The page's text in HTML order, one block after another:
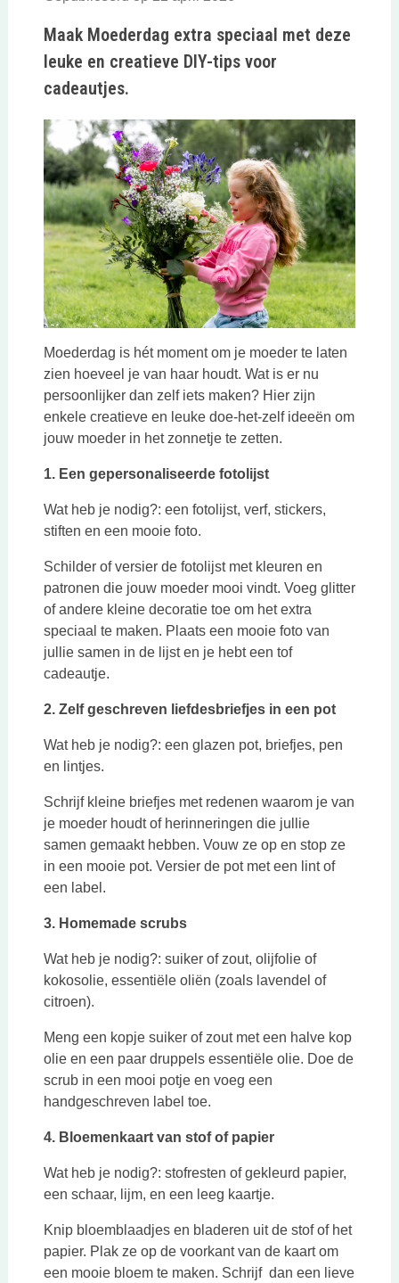
Maak Moederdag extra speciaal met deze
leuke en creatieve DIY-tips voor
cadeautjes.
Moederdag is hét moment om je moeder te laten
zien hoeveel je van haar houdt. Wat is er nu
persoonlijker dan zelf iets maken? Hier zijn
enkele creatieve en leuke doe-het-zelf ideeën om
jouw moeder in het zonnetje te zetten.
1. Een gepersonaliseerde fotolijst
Wat heb je nodig?: een fotolijst, verf, stickers,
stiften en een mooie foto.
Schilder of versier de fotolijst met kleuren en
patronen die jouw moeder mooi vindt. Voeg glitter
of andere kleine decoratie toe om het extra
speciaal te maken. Plaats een mooie foto van
jullie samen in de lijst en je hebt een tof
cadeautje.
2. Zelf geschreven liefdesbriefjes in een pot
Wat heb je nodig?: een glazen pot, briefjes, pen
en lintjes.
Schrijf kleine briefjes met redenen waarom je van
je moeder houdt of herinneringen die jullie
samen gemaakt hebben. Vouw ze op en stop ze
in een mooie pot. Versier de pot met een lint of
een label.
3. Homemade scrubs
Wat heb je nodig?: suiker of zout, olijfolie of
kokosolie, essentiële oliën (zoals lavendel of
citroen).
Meng een kopje suiker of zout met een halve kop
olie en een paar druppels essentiële olie. Doe de
scrub in een mooi potje en voeg een
handgeschreven label toe.
4. Bloemenkaart van stof of papier
Wat heb je nodig?: stofresten of gekleurd papier,
een schaar, lijm, en een leeg kaartje.
Knip bloemblaadjes en bladeren uit de stof of het
papier. Plak ze op de voorkant van de kaart om
een mooie bloem te maken. Schrijf dan een lieve